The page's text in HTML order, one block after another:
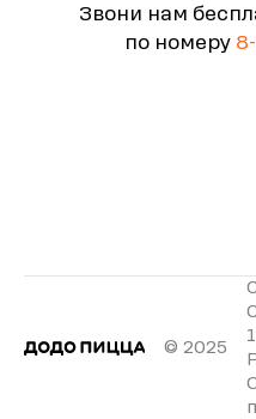
Звони нам
по номеру
© 2025